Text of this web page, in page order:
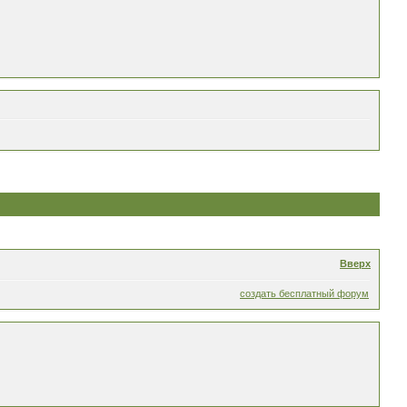
Вверх
создать бесплатный форум